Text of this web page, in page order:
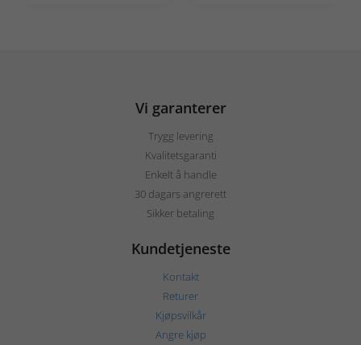
Vi garanterer
Trygg levering
Kvalitetsgaranti
Enkelt å handle
30 dagars angrerett
Sikker betaling
Kundetjeneste
Kontakt
Returer
Kjøpsvilkår
Angre kjøp